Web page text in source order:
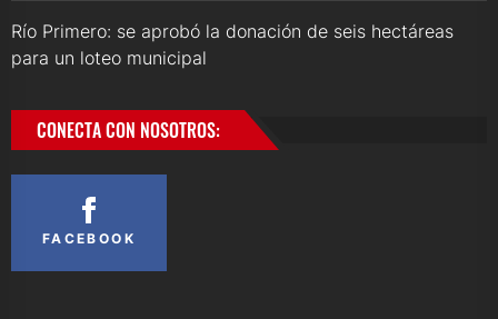
Río Primero: se aprobó la donación de seis hectáreas
para un loteo municipal
CONECTA CON NOSOTROS:
FACEBOOK